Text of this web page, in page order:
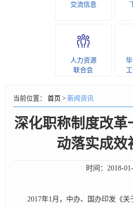
交流信息
人力资源
联合会
当前位置： 首页 > 新闻资讯
深化职称制度改革
动落实成
时间： 2018-
2017年1月，中办、国办印发《关